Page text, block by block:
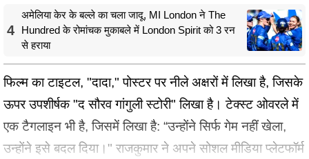
4
अमेलिया केर के बल्ले का चला जादू, MI London ने The
Hundred के रोमांचक मुकाबले में London Spirit को 3 रन
से हराया
फिल्म का टाइटल, "दादा," पोस्टर पर नीले अक्षरों में लिखा है, जिसके
ऊपर उपशीर्षक "द सौरव गांगुली स्टोरी" लिखा है। टेक्स्ट ओवरले में
एक टैगलाइन भी है, जिसमें लिखा है: “उन्होंने सिर्फ गेम नहीं खेला,
उन्होंने इसे बदल दिया।" राजकुमार ने अपने सोशल मीडिया प्लेटफॉर्म